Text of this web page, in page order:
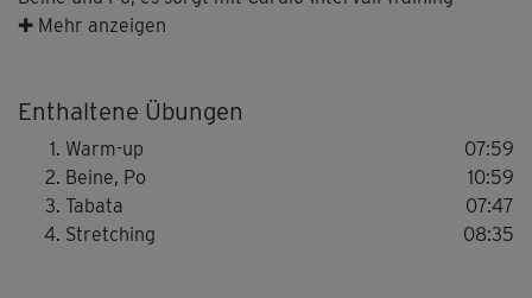
(Tabata) auch für richtig viel Ausdauer.
Lena Reisloh und Ben Snell verschiedene
Schwierigkeitsstufen. Wähle die Variante, die am besten
zu dir passt. Fordere, aber überfordere dich dabei nicht!
✚ Mehr anzeigen
Enthaltene Übungen
Warm-up
07:59
Beine, Po
10:59
Tabata
07:47
Stretching
08:35